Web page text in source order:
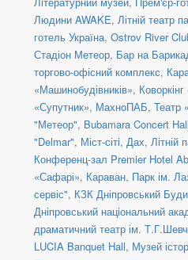
Людини AWAKE, Літній театр
готель Україна, Ostrov River
Стадіон Метеор, Бар на
торгово-офісний комплекс,
«Машинобудівників»,
«Супутник», МахноПАБ, Театр
"Метеор", Bubamara Concert Hall
"Delmar", Міст-сіті, Дах, Літній
Конференц-зал Premier Hotel
«Сафарі», Караван, Парк ім.
сервіс", КЗК Дніпровський
Дніпровський національний
драматичний театр ім.
LUCIA Banquet Hall, Музей